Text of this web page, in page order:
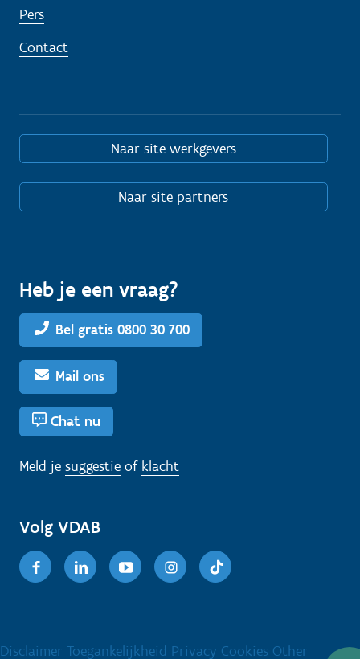
Pers
Contact
Naar site werkgevers
Naar site partners
Heb je een vraag?
Bel gratis 0800 30 700
Mail ons
Chat nu
Meld je suggestie of klacht
Volg VDAB
FacebookLinkedinYoutubeInstagram
Disclaimer Toegankelijkheid Privacy Cookies Other